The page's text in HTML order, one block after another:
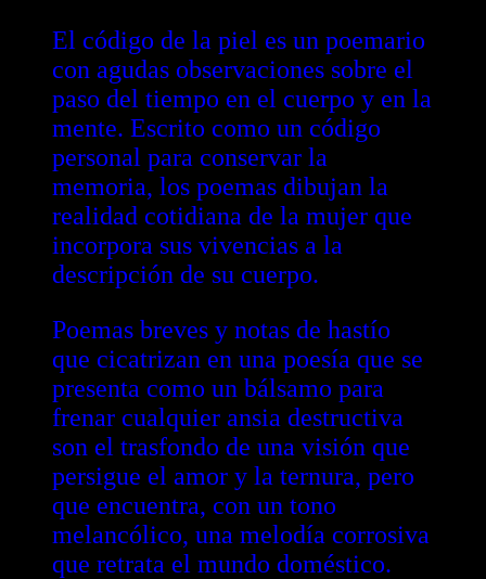
El código de la piel es un poemario
con agudas observaciones sobre el
paso del tiempo en el cuerpo y en la
mente. Escrito como un código
personal para conservar la
memoria, los poemas dibujan la
realidad cotidiana de la mujer que
incorpora sus vivencias a la
descripción de su cuerpo.
Poemas breves y notas de hastío
que cicatrizan en una poesía que se
presenta como un bálsamo para
frenar cualquier ansia destructiva
son el trasfondo de una visión que
persigue el amor y la ternura, pero
que encuentra, con un tono
melancólico, una melodía corrosiva
que retrata el mundo doméstico.